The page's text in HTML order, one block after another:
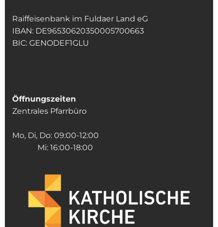
Raiffeisenbank im Fuldaer Land eG
IBAN: DE96530620350005700663
BIC: GENODEF1GLU
Öffnungszeiten
Zentrales Pfarrbüro
Mo, Di, Do: 09:00-12:00
Mi: 16:00-18:00